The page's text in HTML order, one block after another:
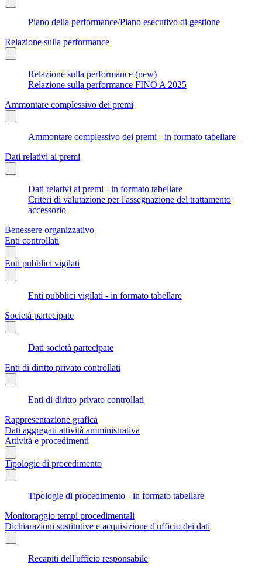
Piano della performance/Piano esecutivo di gestione
Relazione sulla performance
Relazione sulla performance (new)
Relazione sulla performance FINO A 2025
Ammontare complessivo dei premi
Ammontare complessivo dei premi - in formato tabellare
Dati relativi ai premi
Dati relativi ai premi - in formato tabellare
Criteri di valutazione per l'assegnazione del trattamento
accessorio
Benessere organizzativo
Enti controllati
Enti pubblici vigilati
Enti pubblici vigilati - in formato tabellare
Società partecipate
Dati società partecipate
Enti di diritto privato controllati
Enti di diritto privato controllati
Rappresentazione grafica
Dati aggregati attività amministrativa
Attività e procedimenti
Tipologie di procedimento
Tipologie di procedimento - in formato tabellare
Monitoraggio tempi procedimentali
Dichiarazioni sostitutive e acquisizione d'ufficio dei dati
Recapiti dell'ufficio responsabile